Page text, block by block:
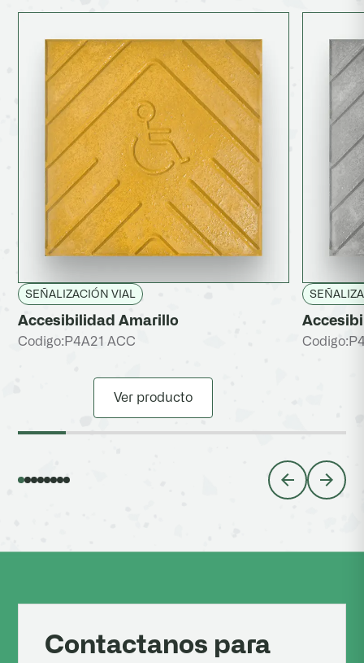
SEÑALIZACIÓN VIAL
Accesibilidad Amarillo
Codigo: P4A21 ACC
Ver producto
Codigo:
Contactanos para